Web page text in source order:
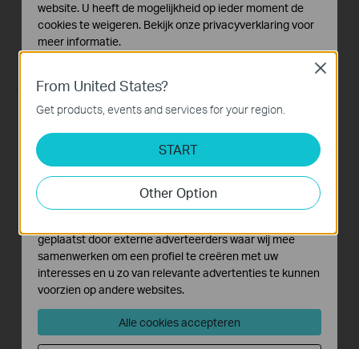
Link your TP-Link
Tapo Account to
Google Assistant
More
Link you TP-Link
Tapo Account to
Amazon Alexa
More
From United States?
Get products, events and services for your region.
START
Other Option
Close
website. U heeft de mogelijkheid op ieder moment de
cookies te weigeren. Bekijk onze privacyverklaringvoor
meer informatie.
Deze cookies zijn noodzakelijk voor de werking van de
website en kunnen niet worden uitgeschakeld.
Analyse en Marketing Cookies
Cookies voor analyse geven ons de mogelijkheid uw
activiteiten op onze website te volgen en zo de
functionaliteit van de website aan te passen en te
verbeteren.
geplaatst door externe adverteerders waar wij mee
samenwerken om een profiel te creëren met uw
interesses en u zo van relevante advertenties te kunnen
voorzien op andere websites.
Alle cookies accepteren